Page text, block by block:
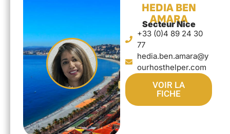
HEDIA BEN
AMARA
Secteur Nice
+33 (0)4 89 24 30
77
hedia.ben.amara@y
ourhosthelper.com
VOIR LA
FICHE